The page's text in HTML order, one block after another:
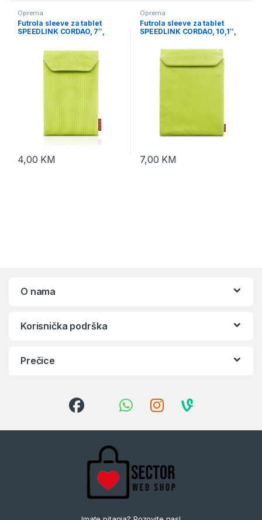
Oprema
Futrola sleeve za tablet
SPEEDLINK CORDAO, 7″,
4,00 KM
Oprema
Futrola sleeve za tablet
SPEEDLINK CORDAO, 10,1″,
7,00 KM
O nama
Korisnička podrška
Prečice